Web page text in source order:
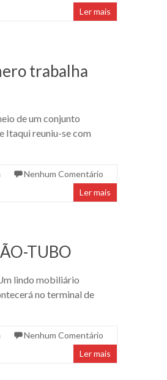
Ler mais
trabalha
de um conjunto
Itaqui reuniu-se com
Nenhum Comentário
Ler mais
TUBO
lindo mobiliário
no terminal de
Nenhum Comentário
Ler mais